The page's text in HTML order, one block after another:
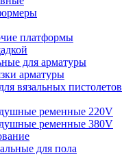
платформы
для арматуры
арматуры
вязальных пистолетов
ременные 220V
ременные 380V
для пола